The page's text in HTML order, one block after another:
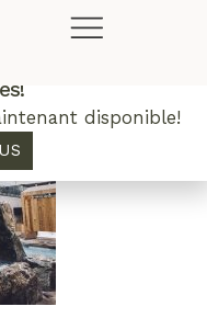
de rabais.
disponible!